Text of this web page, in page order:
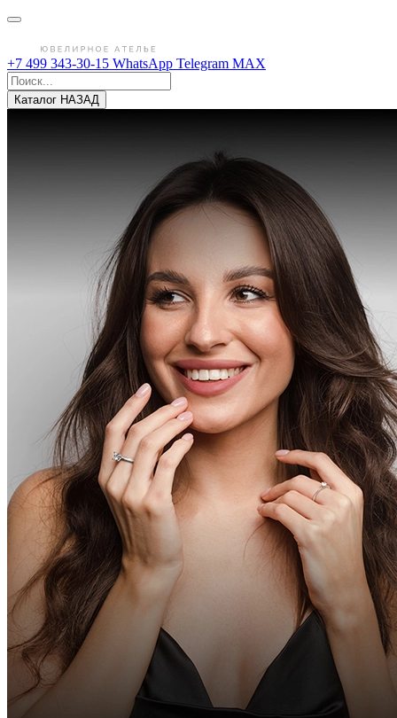
+7 499 343-30-15 WhatsApp Telegram MAX
Каталог НАЗАД